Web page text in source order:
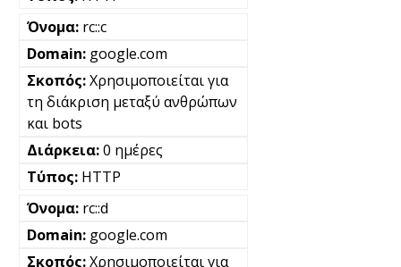
rc::c
google.com
Χρησιμοποιείται για
τη διάκριση μεταξύ ανθρώπων
και bots
0 ημέρες
HTTP
rc::d
google.com
Χρησιμοποιείται για